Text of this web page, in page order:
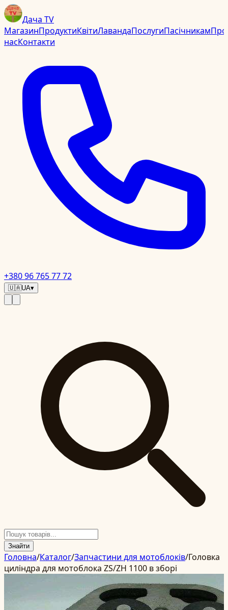
Дача TV
МагазинПродуктиКвітиЛавандаПослугиПасічникамПро
насКонтакти
+380 96 765 77 72
🇺🇦UA▾
Знайти
Головна/Каталог/Запчастини для мотоблоків/Головка
циліндра для мотоблока ZS/ZH 1100 в зборі